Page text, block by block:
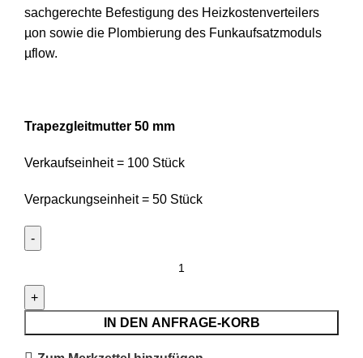
sachgerechte Befestigung des Heizkostenverteilers
µon sowie die Plombierung des Funkaufsatzmoduls
µflow.
Trapezgleitmutter 50 mm
Verkaufseinheit = 100 Stück
Verpackungseinheit = 50 Stück
mm
IN DEN ANFRAGE-KORB